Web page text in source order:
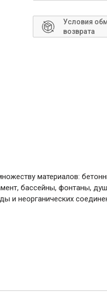
Условия
возврата
материалов:
бассейны, фонтаны,
и неорганических